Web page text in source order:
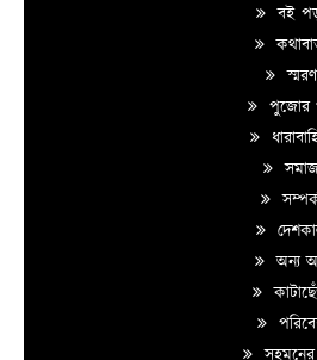
বই
স্মরণ
পুজোর
অন্য
সহমনের